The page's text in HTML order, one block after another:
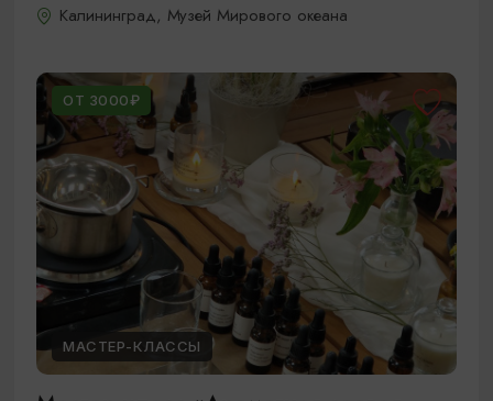
Калининград, Музей Мирового океана
ОТ 3000₽
МАСТЕР-КЛАССЫ